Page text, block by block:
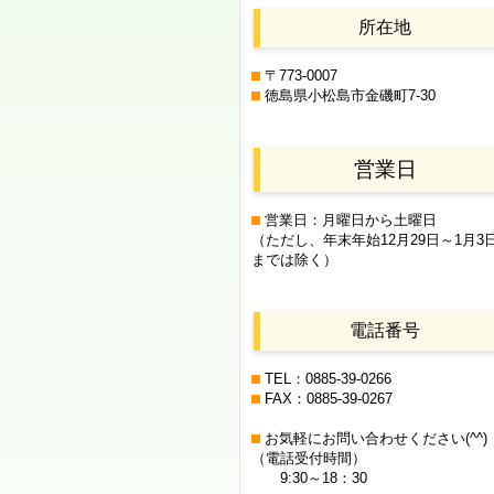
所在地
〒773-0007
徳島県小松島市金磯町7-30
営業日
営業日：月曜日から土曜日
（ただし、年末年始12月29日 ～1月3
までは除く）
電話番号
TEL：0885-39-0266
FAX：0885-39-0267
お気軽にお問い合わせください(^^)
（電話受付時間）
9:30～18：30